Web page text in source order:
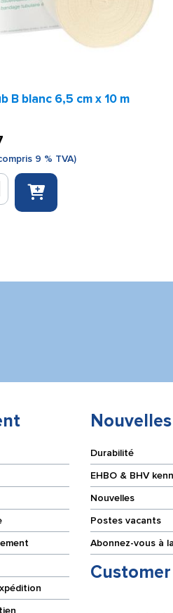
B blanc 6,5 cm x 10 m
9 % TVA)
Nouvelles
Durabilité
EHBO & BHV
Nouvelles
Postes vacants
Abonnez-vous à